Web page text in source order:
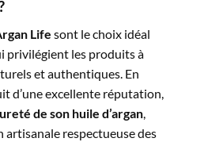
Life sont le choix idéal
privilégient les produits à
et authentiques. En
d’une excellente réputation,
de son huile d’argan,
artisanale respectueuse des